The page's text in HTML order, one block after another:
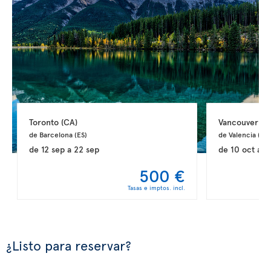
Toronto (CA)
de Barcelona (ES)
de 12 sepa 22 sep
500 €
Tasas e imptos. incl.
Vancouver
de Valencia (ES)
de 10 oct a
¿Listo para reservar?